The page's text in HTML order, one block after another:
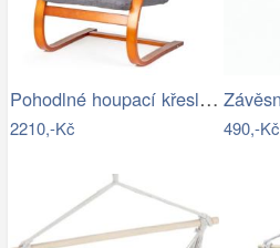
Pohodlné houpací křeslo ModernHome |…
2210,-Kč 490,-Kč